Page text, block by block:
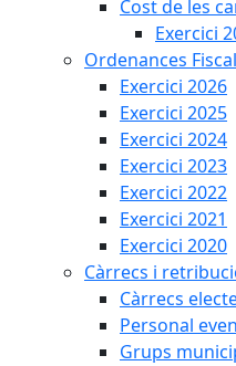
Cost de les
Exercici
Ordenances
Exercici 2026
Exercici 2025
Exercici 2024
Exercici 2023
Exercici 2022
Exercici 2021
Exercici 2020
Càrrecs i
Càrrecs
Personal
Grups